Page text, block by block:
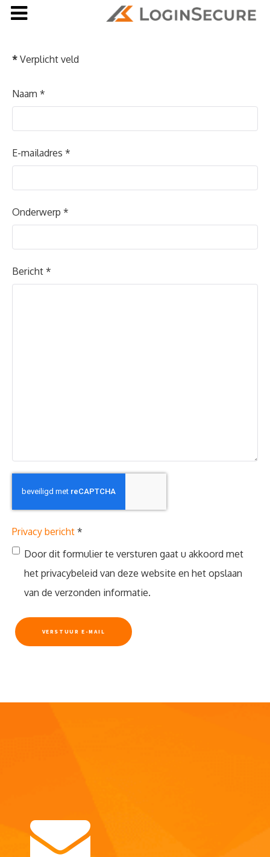
* Verplicht veld
Naam *
E-mailadres *
Onderwerp *
Bericht *
Privacy bericht *
Door dit formulier te versturen gaat u akkoord met
het privacybeleid van deze website en het opslaan
van de verzonden informatie.
VERSTUUR E-MAIL